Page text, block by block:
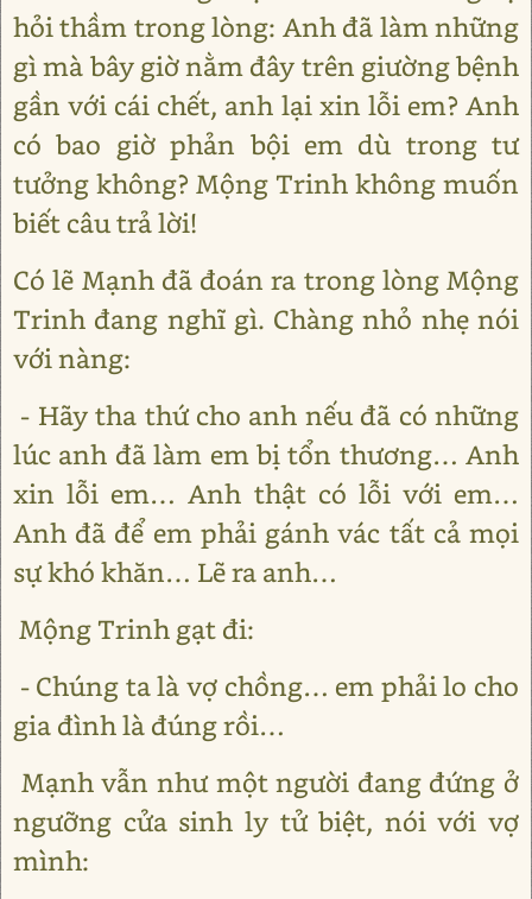
hỏi thầm trong lòng: Anh đã làm những
gì mà bây giờ nằm đây trên giường bệnh
gần với cái chết, anh lại xin lỗi em? Anh
có bao giờ phản bội em dù trong tư
tưởng không? Mộng Trinh không muốn
biết câu trả lời!
Có lẽ Mạnh đã đoán ra trong lòng Mộng
Trinh đang nghĩ gì. Chàng nhỏ nhẹ nói
với nàng:
- Hãy tha thứ cho anh nếu đã có những
lúc anh đã làm em bị tổn thương… Anh
xin lỗi em… Anh thật có lỗi với em…
Anh đã để em phải gánh vác tất cả mọi
sự khó khăn… Lẽ ra anh…
Mộng Trinh gạt đi:
- Chúng ta là vợ chồng… em phải lo cho
gia đình là đúng rồi…
Mạnh vẫn như một người đang đứng ở
ngưỡng cửa sinh ly tử biệt, nói với vợ
mình: